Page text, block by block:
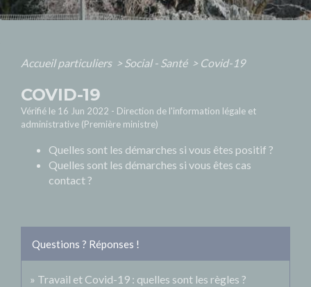
Accueil particuliers > Social - Santé > Covid-19
COVID-19
Vérifié le 16 Jun 2022 - Direction de l'information légale et
administrative (Première ministre)
Quelles sont les démarches si vous êtes positif ?
Quelles sont les démarches si vous êtes cas
contact ?
Questions ? Réponses !
Travail et Covid-19 : quelles sont les règles ?